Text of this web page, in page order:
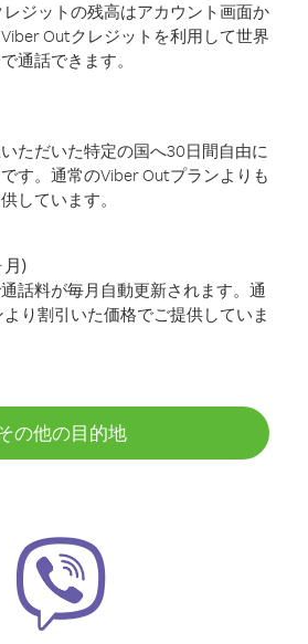
ジットの残高はアカウント画面か
Outクレジットを利用して世界
通話できます。
ただいた特定の国へ30日間自由に
す。通常のViber Outプランよりも
しています。
月)
話料が毎月自動更新されます。通
り割引いた価格でご提供していま
の他の目的地